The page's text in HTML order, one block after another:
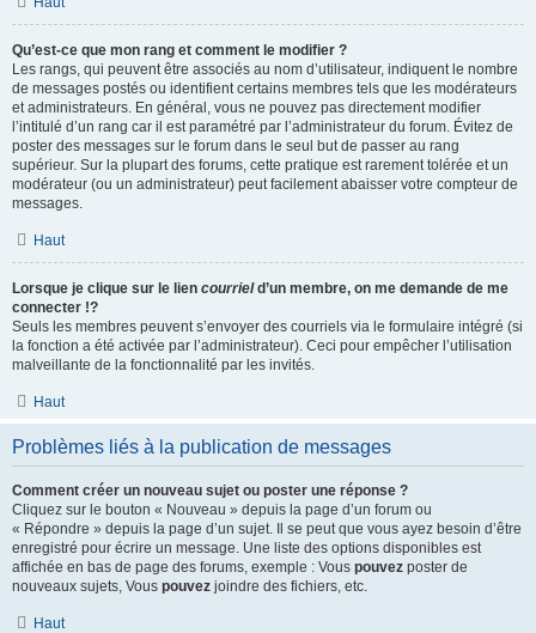
Qu’est-ce que mon rang et comment le modifier ?
Les rangs, qui peuvent être associés au nom d’utilisateur, indiquent le nombre
de messages postés ou identifient certains membres tels que les modérateurs
et administrateurs. En général, vous ne pouvez pas directement modifier
l’intitulé d’un rang car il est paramétré par l’administrateur du forum. Évitez de
poster des messages sur le forum dans le seul but de passer au rang
supérieur. Sur la plupart des forums, cette pratique est rarement tolérée et un
modérateur (ou un administrateur) peut facilement abaisser votre compteur de
messages.
Haut
Lorsque je clique sur le lien courrield’un membre, on me demande de me
connecter !?
Seuls les membres peuvent s’envoyer des courriels via le formulaire intégré (si
la fonction a été activée par l’administrateur). Ceci pour empêcher l’utilisation
malveillante de la fonctionnalité par les invités.
Haut
Problèmes liés à la publication de messages
Comment créer un nouveau sujet ou poster une réponse ?
Cliquez sur le bouton « Nouveau » depuis la page d’un forum ou
« Répondre » depuis la page d’un sujet. Il se peut que vous ayez besoin d’être
enregistré pour écrire un message. Une liste des options disponibles est
affichée en bas de page des forums, exemple : Vous pouvez poster de
nouveaux sujets, Vous pouvez joindre des fichiers, etc.
Haut